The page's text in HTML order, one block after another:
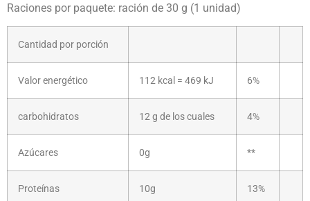
Raciones por paquete: ración de 30 g (1 unidad)
Cantidad por porción
Valor energético 112 kcal = 469 kJ 6%
carbohidratos 12 g de los cuales 4%
Azúcares 0g **
Proteínas 10g 13%